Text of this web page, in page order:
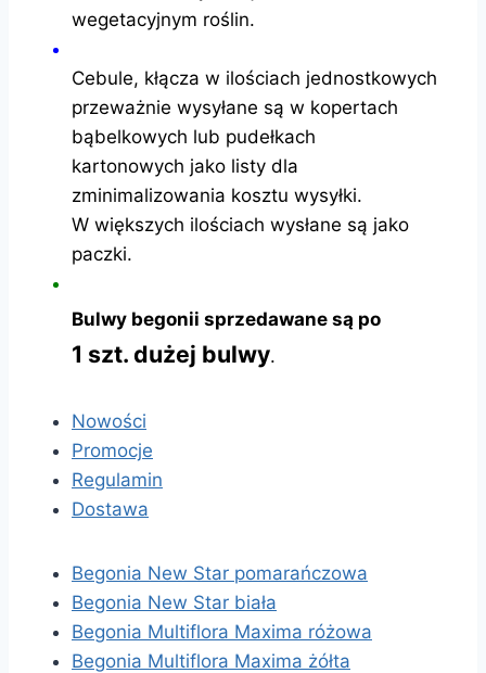
wegetacyjnym roślin.
Cebule, kłącza w ilościach jednostkowych
przeważnie wysyłane są w kopertach
bąbelkowych lub pudełkach
kartonowych jako listy dla
zminimalizowania kosztu wysyłki.
W większych ilościach wysłane są jako
paczki.
Bulwy begonii sprzedawane są po
1 szt. dużej bulwy.
Nowości
Promocje
Regulamin
Dostawa
Begonia New Star pomarańczowa
Begonia New Star biała
Begonia Multiflora Maxima różowa
Begonia Multiflora Maxima żółta